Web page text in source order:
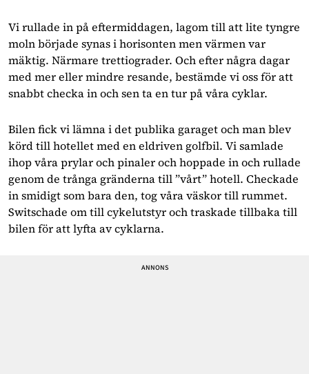
Vi rullade in på eftermiddagen, lagom till att lite tyngre
moln började synas i horisonten men värmen var
mäktig. Närmare trettiograder. Och efter några dagar
med mer eller mindre resande, bestämde vi oss för att
snabbt checka in och sen ta en tur på våra cyklar.
Bilen fick vi lämna i det publika garaget och man blev
körd till hotellet med en eldriven golfbil. Vi samlade
ihop våra prylar och pinaler och hoppade in och rullade
genom de trånga gränderna till ”vårt” hotell. Checkade
in smidigt som bara den, tog våra väskor till rummet.
Switschade om till cykelutstyr och traskade tillbaka till
bilen för att lyfta av cyklarna.